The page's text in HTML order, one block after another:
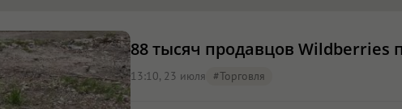
88 тысяч продавцов Wildberries
13:10, 23 июля #торговля